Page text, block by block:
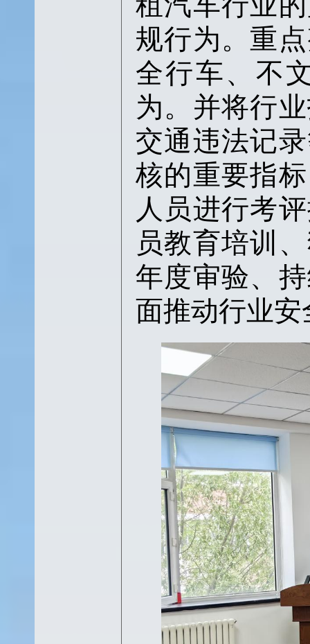
规行为。 重
全行车、不
为。 并将行
交通违法记
核的重要指
人员进行考
员教育培训
年度审验、
面推动行业